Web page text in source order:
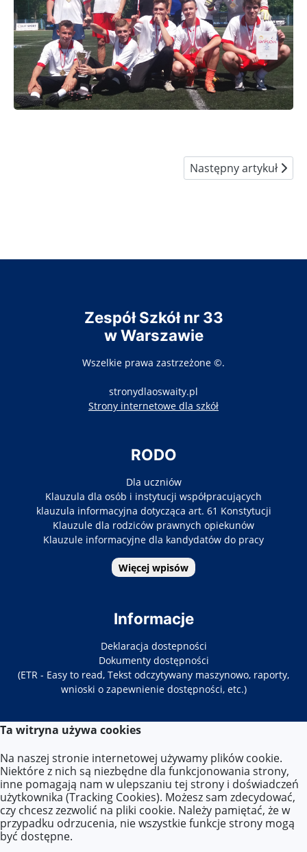
Następny artykuł:
Następny artykuł
Zespół Szkół nr 33
w Warszawie
Wszelkie prawa zastrzeżone ©.
stronydlaoswaity.pl
Strony internetowe dla szkółotwiera się w
RODO
Dla uczniów
Klauzula dla osób i instytucji współpracujących
klauzula informacyjna dotycząca art. 61 Konstytucji
Klauzule dla rodziców prawnych opiekunów
Klauzule informacyjne dla kandydatów do pracy
Więcej wpisów
Informacje
Deklaracja dostepności
Dokumenty dostępności
(ETR - Easy to read, Tekst odczytywany maszynowo, raporty,
wnioski o zapewnienie dostępności, etc.)
Kontakt
Tel. 22-619-34-86/87
E-mail:zs33@eduwarszawa.pl
Lokalizacja
Ta witryna używa cookies
Na naszej stronie internetowej używamy plików cookie.
Niektóre z nich są niezbędne dla funkcjonowania strony,
inne pomagają nam w ulepszaniu tej strony i doświadczeń
użytkownika (Tracking Cookies). Możesz sam zdecydować,
czy chcesz zezwolić na pliki cookie. Należy pamiętać, że w
przypadku odrzucenia, nie wszystkie funkcje strony mogą
być dostępne.